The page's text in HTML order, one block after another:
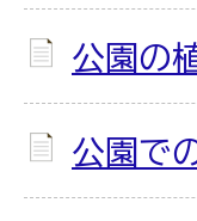
公園の
公園で